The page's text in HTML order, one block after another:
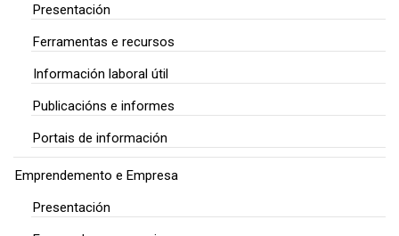
Presentación
Ferramentas e recursos
Información laboral útil
Publicacións e informes
Portais de información
Emprendemento e Empresa
Presentación